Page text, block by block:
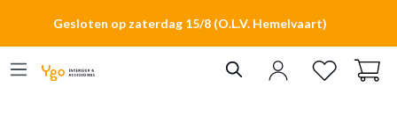
Gesloten op zaterdag 15/8 (O.L.V. Hemelvaart)